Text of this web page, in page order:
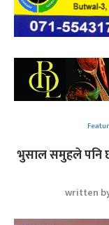
भुसाल समुहले पनि
written